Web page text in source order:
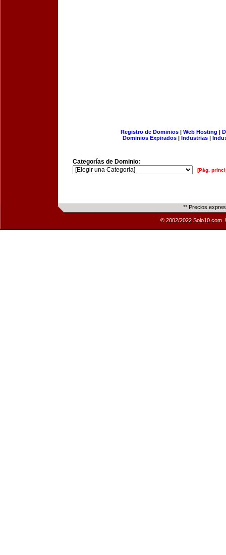
Registro de Dominios| Web Hosting |
Dominios Expirados | Industrias |
Categorías de Dominio:
[Pág.
** Precios
© 2002/2022 Solo10.com